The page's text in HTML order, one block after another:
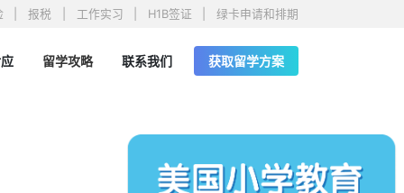
报税 工作实习 H1B签证 绿卡申请和排期
留学攻略 联系我们 获取留学方案